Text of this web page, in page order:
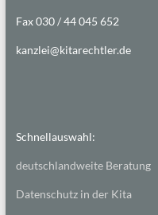
Fax 030 / 44 045 652
kanzlei@kitarechtler.de
Schnellauswahl:
deutschlandweite Beratung
Datenschutz in der Kita